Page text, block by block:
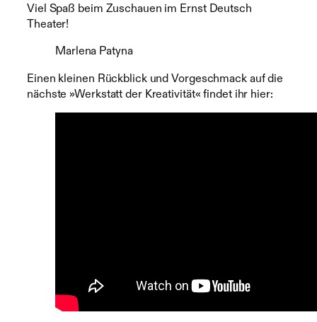
Viel Spaß beim Zuschauen im Ernst Deutsch
Theater!
Marlena Patyna
Einen kleinen Rückblick und Vorgeschmack auf die
nächste »Werkstatt der Kreativität« findet ihr hier: